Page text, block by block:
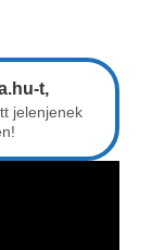
t,
jelenjenek